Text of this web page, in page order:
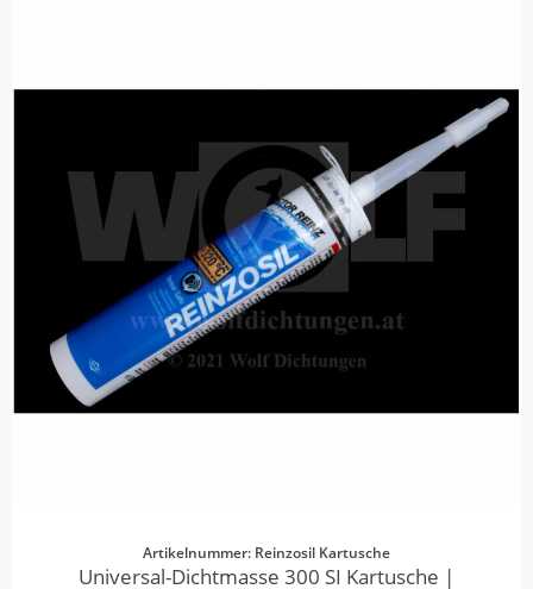
Artikelnummer: Reinzosil Kartusche
Universal-Dichtmasse 300 SI Kartusche |